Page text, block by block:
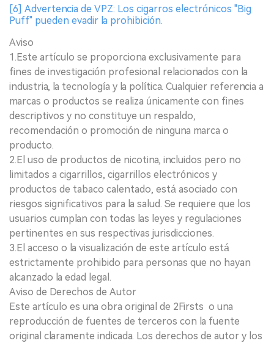
[6] Advertencia de VPZ: Los cigarros electrónicos "Big
Puff" pueden evadir la prohibición.
Aviso
1.Este artículo se proporciona exclusivamente para
fines de investigación profesional relacionados con la
industria, la tecnología y la política. Cualquier referencia a
marcas o productos se realiza únicamente con fines
descriptivos y no constituye un respaldo,
recomendación o promoción de ninguna marca o
producto.
2.El uso de productos de nicotina, incluidos pero no
limitados a cigarrillos, cigarrillos electrónicos y
productos de tabaco calentado, está asociado con
riesgos significativos para la salud. Se requiere que los
usuarios cumplan con todas las leyes y regulaciones
pertinentes en sus respectivas jurisdicciones.
3.El acceso o la visualización de este artículo está
estrictamente prohibido para personas que no hayan
alcanzado la edad legal.
Aviso de Derechos de Autor
Este artículo es una obra original de 2Firsts o una
reproducción de fuentes de terceros con la fuente
original claramente indicada. Los derechos de autor y los